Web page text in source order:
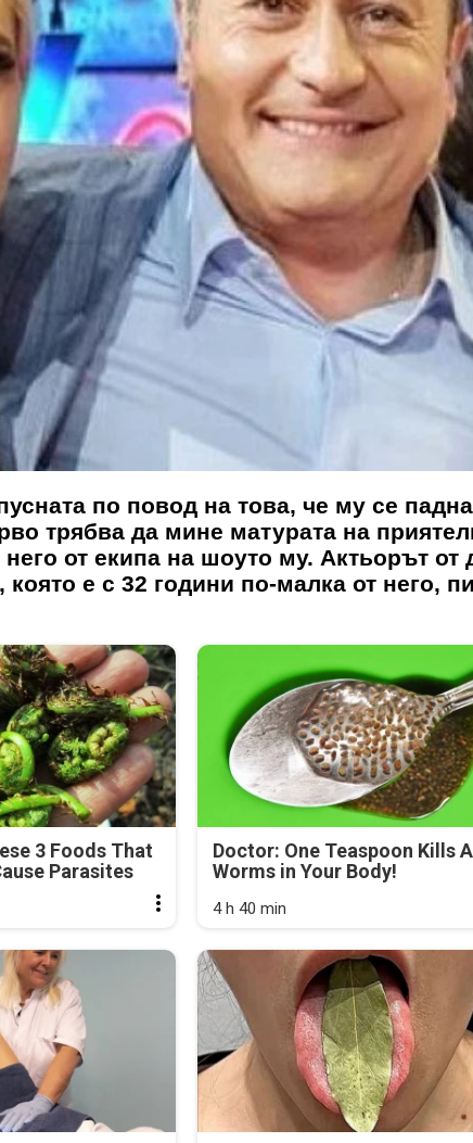
по повод на това, че му се
трябва да мине матурата на
от екипа на шоуто му. Актьорът от
е с 32 години по-малка от него,
3 Foods That
Parasites
Doctor: One Teaspoon Kills All
Worms in Your Body!
4 h 40 min